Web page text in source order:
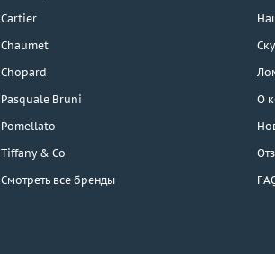
Cartier
Chaumet
Chopard
Pasquale Bruni
Pomellato
Tiffany & Co
Смотреть все бренды
О